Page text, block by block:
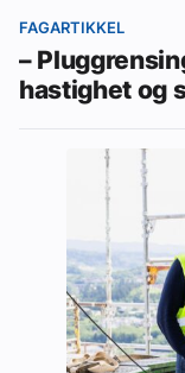
FAGARTIKKEL
–
hastighet og